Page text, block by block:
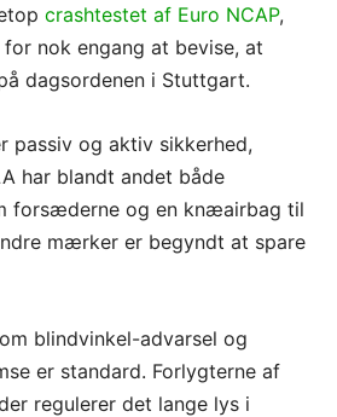
crashtestet af Euro NCAP,
nok engang at bevise, at
dagsordenen i Stuttgart.
passiv og aktiv sikkerhed,
har blandt andet både
forsæderne og en knæairbag til
mærker er begyndt at spare
blindvinkel-advarsel og
er standard. Forlygterne af
regulerer det lange lys i